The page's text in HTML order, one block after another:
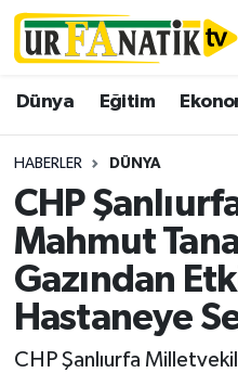
Dünya Eğitim
HABERLER DÜNYA
CHP
Mahmut
Gazından
Hastaneye
CHP Şanlıurfa
Trafik Durumu
Süper Lig Puan
Tüm Manşetler
Son Dakika Haberleri
Haber Arşivi